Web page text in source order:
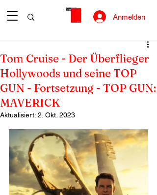
Anmelden
Tom Cruise - Der Überflieger
Hollywoods und seine TOP
GUN - Fortsetzung - TOP GUN:
MAVERICK
Aktualisiert: 2. Okt. 2023